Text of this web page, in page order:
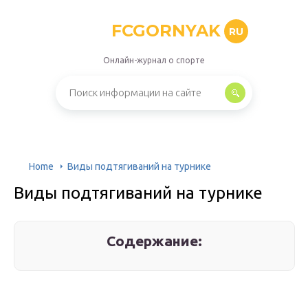
FCGORNYAK RU
Онлайн-журнал о спорте
Home Виды подтягиваний на турнике
Виды подтягиваний на турнике
Содержание: